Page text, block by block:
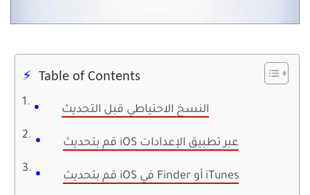
Table of Contents
النسخ الاحتياطي قبل التحديث
قم بتحديث iOS عبر تطبيق الإعدادات
قم بتحديث iOS في Finder أو iTunes